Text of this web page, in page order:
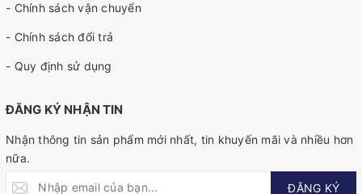
- Chính sách vận chuyển
- Chính sách đổi trả
- Quy định sử dụng
ĐĂNG KÝ NHẬN TIN
Nhận thông tin sản phẩm mới nhất, tin khuyến mãi và nhiều hơn
nữa.
ĐĂNG KÝ